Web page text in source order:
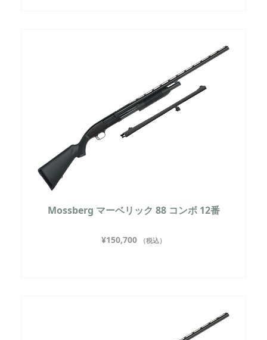
Mossberg マーベリック 88 コンボ 12番
¥150,700 （税込）